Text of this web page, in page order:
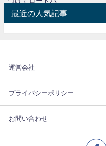
最近の人気記事
運営会社
プライバシーポリシー
お問い合わせ